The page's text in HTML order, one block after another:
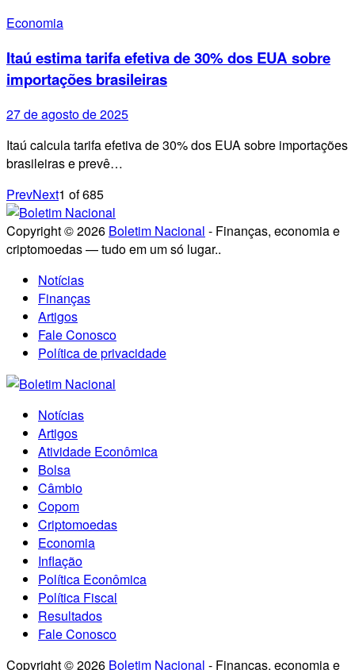
Economia
Itaú estima tarifa efetiva de 30% dos EUA sobre
importações brasileiras
27 de agosto de 2025
Itaú calcula tarifa efetiva de 30% dos EUA sobre importações
brasileiras e prevê…
PrevNext1 of685
Copyright © 2026 Boletim Nacional - Finanças, economia e
criptomoedas — tudo em um só lugar..
Notícias
Finanças
Artigos
Fale Conosco
Política de privacidade
Notícias
Artigos
Atividade Econômica
Bolsa
Câmbio
Copom
Criptomoedas
Economia
Inflação
Política Econômica
Política Fiscal
Resultados
Fale Conosco
Copyright © 2026 Boletim Nacional - Finanças, economia e